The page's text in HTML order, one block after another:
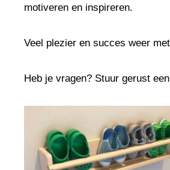
motiveren en inspireren.
Veel plezier en succes weer
Heb je vragen? Stuur gerust